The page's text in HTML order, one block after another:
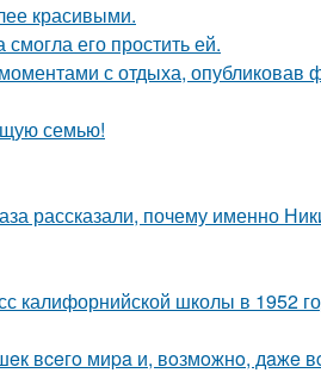
красивыми.
его простить ей.
с отдыха, опубликовав
семью!
рассказали, почему именно
калифорнийской школы в 1952
вceгo миpa и, вoзмoжнo, дaжe